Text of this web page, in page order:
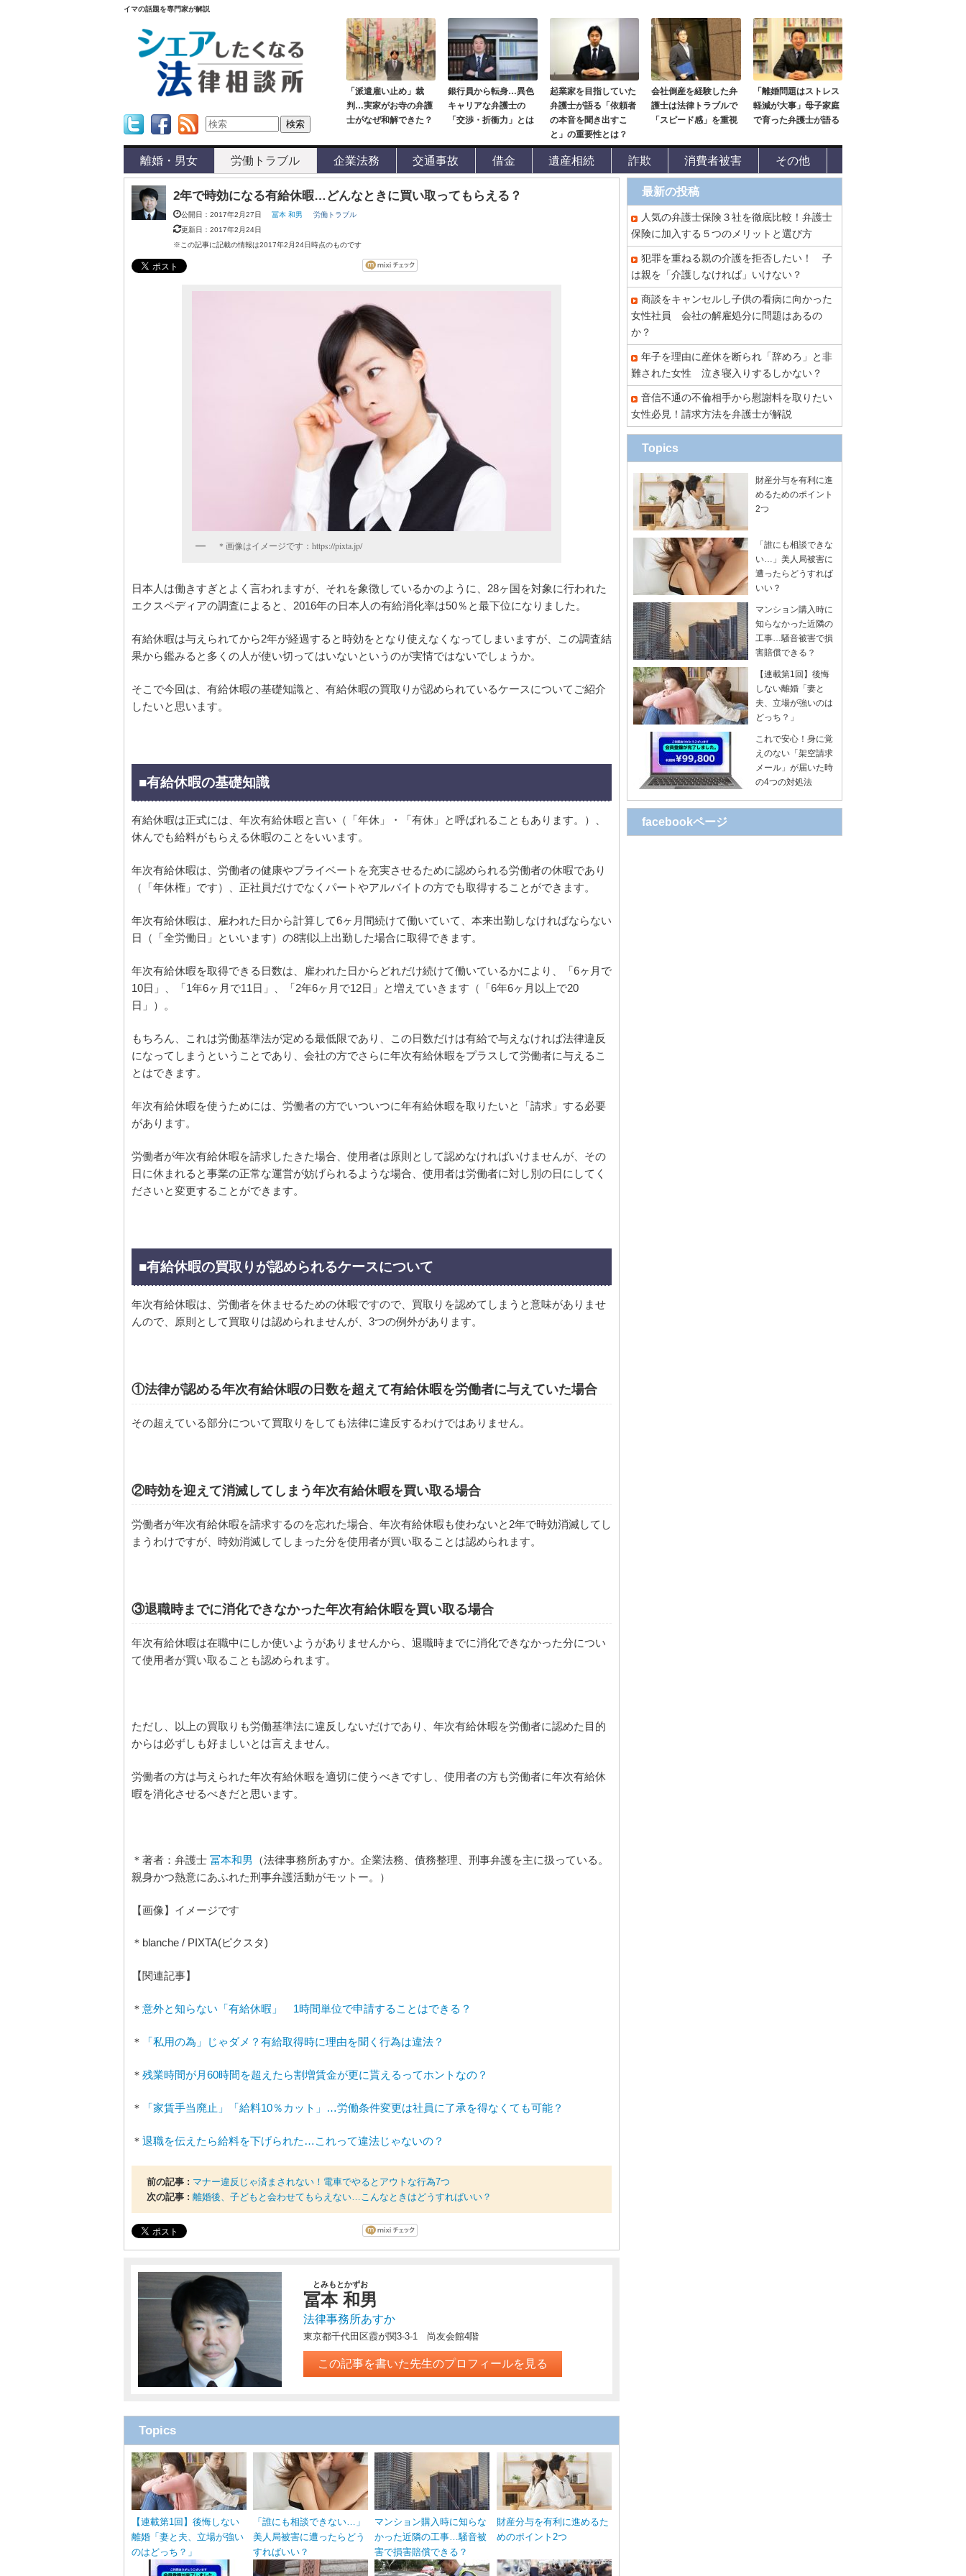
イマの話題を専門家が解説
「派遣雇い止め」裁
判…実家がお寺の弁護
士がなぜ和解できた？
銀行員から転身…異色
キャリアな弁護士の
「交渉・折衝力」とは
起業家を目指していた
弁護士が語る「依頼者
の本音を聞き出すこ
と」の重要性とは？
会社倒産を経験した弁
護士は法律トラブルで
「スピード感」を重視
「離婚問題はストレス
軽減が大事」母子家庭
で育った弁護士が語る
離婚・男女 労働トラブル 企業法務 交通事故 借金 遺産相続 詐欺 消費者被害 その他
2年で時効になる有給休暇…どんなときに買い取ってもらえる？
公開日：2017年2月27日 冨本 和男
労働トラブル
更新日：2017年2月24日
※この記事に記載の情報は2017年2月24日時点のものです
＊画像はイメージです：https://pixta.jp/
日本人は働きすぎとよく言われますが、それを象徴しているかのように、28ヶ国を対象に行われた
エクスペディアの調査によると、2016年の日本人の有給消化率は50％と最下位になりました。
有給休暇は与えられてから2年が経過すると時効をとなり使えなくなってしまいますが、この調査結
果から鑑みると多くの人が使い切ってはいないというのが実情ではないでしょうか。
そこで今回は、有給休暇の基礎知識と、有給休暇の買取りが認められているケースについてご紹介
したいと思います。
■有給休暇の基礎知識
有給休暇は正式には、年次有給休暇と言い（「年休」・「有休」と呼ばれることもあります。）、
休んでも給料がもらえる休暇のことをいいます。
年次有給休暇は、労働者の健康やプライベートを充実させるために認められる労働者の休暇であり
（「年休権」です）、正社員だけでなくパートやアルバイトの方でも取得することができます。
年次有給休暇は、雇われた日から計算して6ヶ月間続けて働いていて、本来出勤しなければならない
日（「全労働日」といいます）の8割以上出勤した場合に取得できます。
年次有給休暇を取得できる日数は、雇われた日からどれだけ続けて働いているかにより、「6ヶ月で
10日」、「1年6ヶ月で11日」、「2年6ヶ月で12日」と増えていきます（「6年6ヶ月以上で20
日」）。
もちろん、これは労働基準法が定める最低限であり、この日数だけは有給で与えなければ法律違反
になってしまうということであり、会社の方でさらに年次有給休暇をプラスして労働者に与えるこ
とはできます。
年次有給休暇を使うためには、労働者の方でいついつに年有給休暇を取りたいと「請求」する必要
があります。
労働者が年次有給休暇を請求したきた場合、使用者は原則として認めなければいけませんが、その
日に休まれると事業の正常な運営が妨げられるような場合、使用者は労働者に対し別の日にしてく
ださいと変更することができます。
■有給休暇の買取りが認められるケースについて
年次有給休暇は、労働者を休ませるための休暇ですので、買取りを認めてしまうと意味がありませ
んので、原則として買取りは認められませんが、3つの例外があります。
①法律が認める年次有給休暇の日数を超えて有給休暇を労働者に与えていた場合
その超えている部分について買取りをしても法律に違反するわけではありません。
②時効を迎えて消滅してしまう年次有給休暇を買い取る場合
労働者が年次有給休暇を請求するのを忘れた場合、年次有給休暇も使わないと2年で時効消滅してし
まうわけですが、時効消滅してしまった分を使用者が買い取ることは認められます。
③退職時までに消化できなかった年次有給休暇を買い取る場合
年次有給休暇は在職中にしか使いようがありませんから、退職時までに消化できなかった分につい
て使用者が買い取ることも認められます。
ただし、以上の買取りも労働基準法に違反しないだけであり、年次有給休暇を労働者に認めた目的
からは必ずしも好ましいとは言えません。
労働者の方は与えられた年次有給休暇を適切に使うべきですし、使用者の方も労働者に年次有給休
暇を消化させるべきだと思います。
＊著者：弁護士 冨本和男
（法律事務所あすか。企業法務、債務整理、刑事弁護を主に扱っている。
親身かつ熱意にあふれた刑事弁護活動がモットー。）
【画像】イメージです
＊blanche / PIXTA(ピクスタ)
【関連記事】
＊ 意外と知らない「有給休暇」 1時間単位で申請することはできる？
＊ 「私用の為」じゃダメ？有給取得時に理由を聞く行為は違法？
＊ 残業時間が月60時間を超えたら割増賃金が更に貰えるってホントなの？
＊ 「家賃手当廃止」「給料10％カット」…労働条件変更は社員に了承を得なくても可能？
＊ 退職を伝えたら給料を下げられた…これって違法じゃないの？
前の記事 : マナー違反じゃ済まされない！電車でやるとアウトな行為7つ
次の記事 : 離婚後、子どもと会わせてもらえない…こんなときはどうすればいい？
冨本 和男
とみもとかずお
法律事務所あすか
東京都千代田区霞が関3‐3‐1 尚友会館4階
この記事を書いた先生のプロフィールを見る
Topics
【連載第1回】後悔しない
離婚「妻と夫、立場が強い
のはどっち？」
「誰にも相談できない…」
美人局被害に遭ったらどう
すればいい？
マンション購入時に知らな
かった近隣の工事…騒音被
害で損害賠償できる？
財産分与を有利に進めるた
めのポイント2つ
最新の投稿
人気の弁護士保険３社を徹底比較！弁護士
保険に加入する５つのメリットと選び方
犯罪を重ねる親の介護を拒否したい！ 子
は親を「介護しなければ」いけない？
商談をキャンセルし子供の看病に向かった
女性社員 会社の解雇処分に問題はあるの
か？
年子を理由に産休を断られ「辞めろ」と非
難された女性 泣き寝入りするしかない？
音信不通の不倫相手から慰謝料を取りたい
女性必見！請求方法を弁護士が解説
Topics
財産分与を有利に進
めるためのポイント
2つ
「誰にも相談できな
い…」美人局被害に
遭ったらどうすれば
いい？
マンション購入時に
知らなかった近隣の
工事…騒音被害で損
害賠償できる？
【連載第1回】後悔
しない離婚「妻と
夫、立場が強いのは
どっち？」
これで安心！身に覚
えのない「架空請求
メール」が届いた時
の4つの対処法
facebookページ